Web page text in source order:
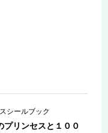
シールブック
プリンセスと１００